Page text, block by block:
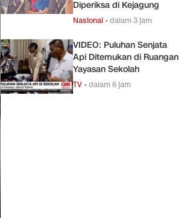
Diperiksa di Kejagung
Nasional •dalam 3 jam
VIDEO: Puluhan Senjata
Api Ditemukan di Ruangan
Yayasan Sekolah
TV •dalam 6 jam